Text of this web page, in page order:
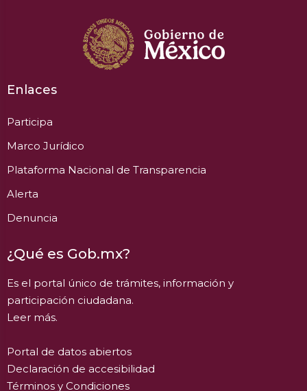
Enlaces
Participa
Marco Jurídico
Plataforma Nacional de Transparencia
Alerta
Denuncia
¿Qué es Gob.mx?
Es el portal único de trámites, información y
participación ciudadana.
Leer más.
Portal de datos abiertos
Declaración de accesibilidad
Términos y Condiciones